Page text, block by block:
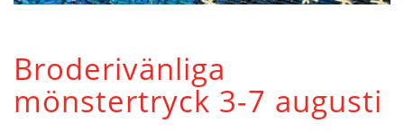
Broderivänliga
mönstertryck 3-7 augusti